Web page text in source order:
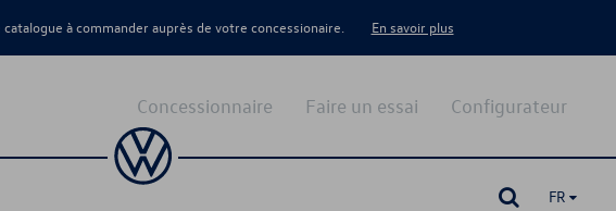
à commander auprès de votre concessionaire. En savoir plus
Configurateur
Faire un essai
Concessionnaire
FR